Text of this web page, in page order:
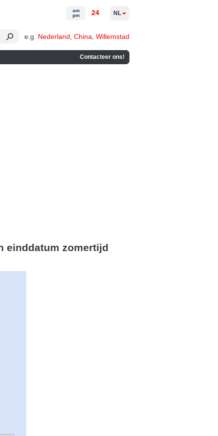
e.g. Nederland China Willemstad
Contacteer ons!
am
pm
24 NL
einddatum zomertijd